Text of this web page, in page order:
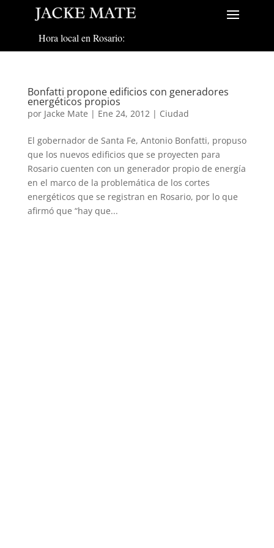
Hora local en Rosario:
Bonfatti propone edificios con generadores
energéticos propios
por Jacke Mate | Ene 24, 2012 | Ciudad
El gobernador de Santa Fe, Antonio Bonfatti, propuso
que los nuevos edificios que se proyecten para
Rosario cuenten con un generador propio de energía
en el marco de la problemática de los cortes
energéticos que se registran en Rosario, por lo que
afirmó que “hay que...